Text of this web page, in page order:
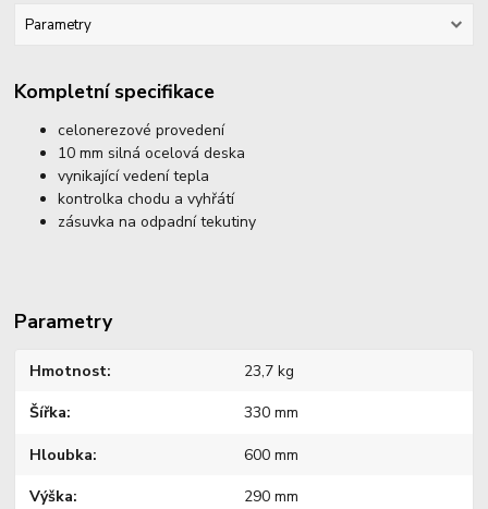
Parametry
Kompletní specifikace
celonerezové provedení
10 mm silná ocelová deska
vynikající vedení tepla
kontrolka chodu a vyhřátí
zásuvka na odpadní tekutiny
Parametry
Hmotnost 23,7 kg
Šířka 330 mm
Hloubka 600 mm
Výška 290 mm